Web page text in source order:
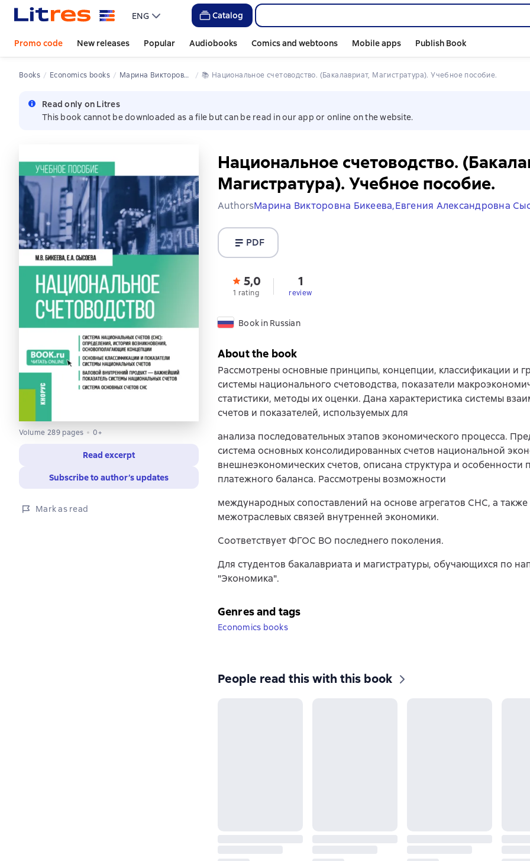
ENG Catalog
Promo code New releases Popular Audiobooks Comics and webtoons Mobile apps Publish Book
Books Economics books Марина Викторовна Бикеева 📚 Национальное счетоводство. (Бакалавриат, Магистратура). Учебное пособие.
Read only on Litres
This book cannot be downloaded as a file but can be read in our app or online on the website.
Volume 289 pages 0+
Read excerpt
Subscribe to author’s updates
Mark as read
Национальное счетоводство.
Магистратура). Учебное пособие.
AuthorsМарина Викторовна Бикеева,Евгения Александровна
PDF
5,0
1 rating
1
review
Book in Russian
About the book
Рассмотрены основные принципы, концепции, классификации и
системы национального счетоводства, показатели
статистики, методы их оценки. Дана характеристика системы
счетов и показателей, используемых для
анализа последовательных этапов экономического процесса.
система основных консолидированных счетов национальной
внешнеэкономических счетов, описана структура и особенности
платежного баланса. Рассмотрены возможности
международных сопоставлений на основе агрегатов СНС, а также
межотраслевых связей внутренней экономики.
Соответствует ФГОС ВО последнего поколения.
Для студентов бакалавриата и магистратуры, обучающихся по
"Экономика".
Genres and tags
Economics books
People read this with this book